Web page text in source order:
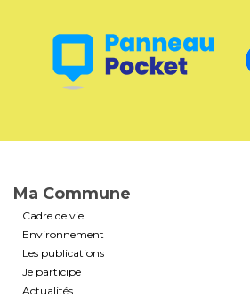
Ma Commune
Cadre de vie
Environnement
Les publications
Je participe
Actualités